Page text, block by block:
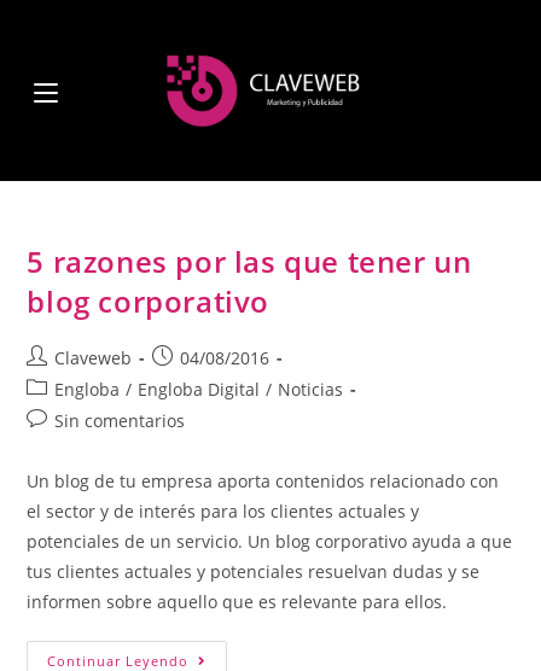
5 razones por las que tener un
blog corporativo
Claveweb
04/08/2016
Engloba / Engloba Digital / Noticias
Sin comentarios
Un blog de tu empresa aporta contenidos relacionado con
el sector y de interés para los clientes actuales y
potenciales de un servicio. Un blog corporativo ayuda a que
tus clientes actuales y potenciales resuelvan dudas y se
informen sobre aquello que es relevante para ellos.
Continuar Leyendo